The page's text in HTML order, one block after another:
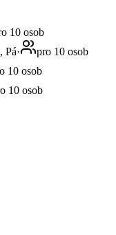
10 osob
Pá·
pro 10 osob
10 osob
10 osob